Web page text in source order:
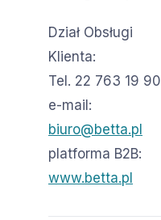
Dział Obsługi
Klienta:
Tel. 22 763 19 90
e-mail:
biuro@betta.pl
platforma B2B:
www.betta.pl